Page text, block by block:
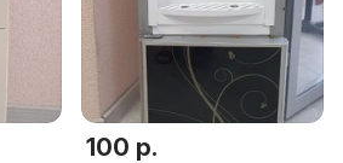
100 р.